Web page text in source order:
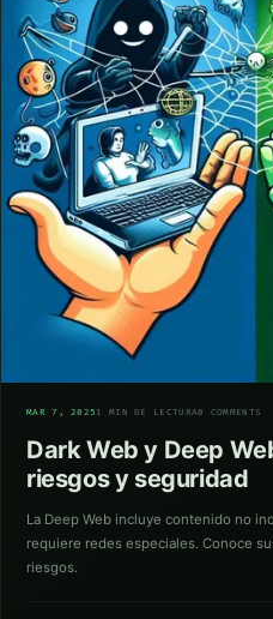
MAR 7, 2025 1 MIN DE LECTURA0 COMMENTS
Dark Web y Deep
riesgos y seguridad
La Deep Web incluye contenido no
requiere redes especiales. Conoce
riesgos.